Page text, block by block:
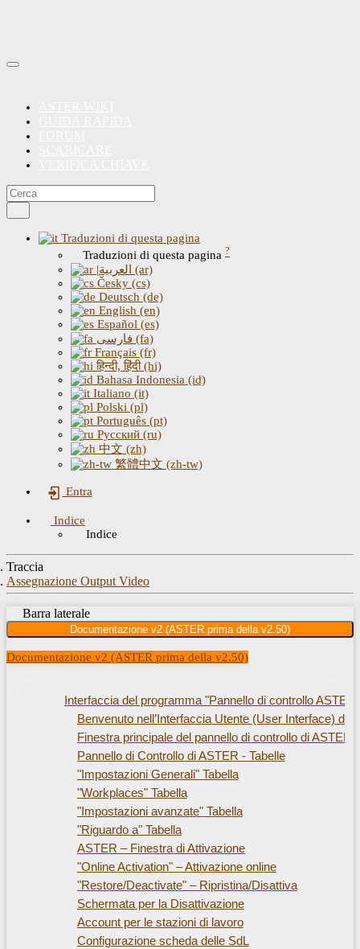
Traduzioni di questa pagina
Traduzioni di questa pagina ?
|العربية (ar)
Česky (cs)
Deutsch (de)
English (en)
Español (es)
فارسی (fa)
Français (fr)
हिन्दी, हिंदी (hi)
Bahasa Indonesia (id)
Italiano (it)
Polski (pl)
Português (pt)
Русский (ru)
中文 (zh)
繁體中文 (zh-tw)
Entra
Indice
Indice
Traccia
Assegnazione Output Video
Barra laterale
Documentazione v2 (ASTER prima della v2.50)
Documentazione v2 (ASTER prima della v2.50)
Interfaccia del programma "Pannello di controllo ASTER"
Benvenuto nell’Interfaccia Utente (User Interface) di
Finestra principale del pannello di controllo di ASTER
Pannello di Controllo di ASTER - Tabelle
"Impostazioni Generali" Tabella
"Workplaces" Tabella
"Impostazioni avanzate" Tabella
"Riguardo a" Tabella
ASTER – Finestra di Attivazione
"Online Activation" – Attivazione online
"Restore/Deactivate" – Ripristina/Disattiva
Schermata per la Disattivazione
Account per le stazioni di lavoro
Configurazione scheda delle SdL